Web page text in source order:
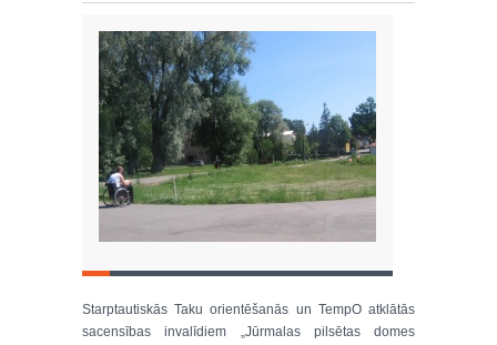
Starptautiskās Taku orientēšanās un TempO atklātās
sacensības invalīdiem „Jūrmalas pilsētas domes